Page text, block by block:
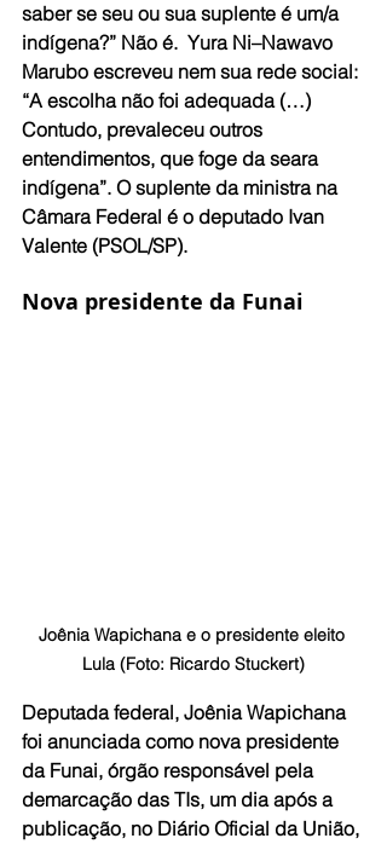
saber se seu ou sua suplente é um/a
indígena?” Não é.  Yura Ni–Nawavo
Marubo escreveu nem sua rede social:
“A escolha não foi adequada (…)
Contudo, prevaleceu outros
entendimentos, que foge da seara
indígena”. O suplente da ministra na
Câmara Federal é o deputado Ivan
Valente (PSOL/SP).
Nova presidente da Funai
Joênia Wapichana e o presidente eleito
Lula (Foto: Ricardo Stuckert)
Deputada federal, Joênia Wapichana
foi anunciada como nova presidente
da Funai, órgão responsável pela
demarcação das TIs, um dia após a
publicação, no Diário Oficial da União,